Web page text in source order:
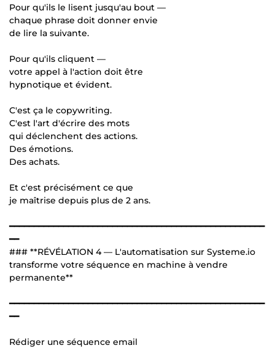
Pour qu'ils le lisent jusqu'au bout —
chaque phrase doit donner envie
de lire la suivante.
Pour qu'ils cliquent —
votre appel à l'action doit être
hypnotique et évident.
C'est ça le copywriting.
C'est l'art d'écrire des mots
qui déclenchent des actions.
Des émotions.
Des achats.
Et c'est précisément ce que
je maîtrise depuis plus de 2 ans.
━━━━━━━━━━━━━━━━━━━━━━━━━━━━━━━━━━━━━━━━━━━━━━━━━━━━
━━
### **RÉVÉLATION 4 — L'automatisation sur Systeme.io
transforme votre séquence en machine à vendre
permanente**
━━━━━━━━━━━━━━━━━━━━━━━━━━━━━━━━━━━━━━━━━━━━━━━━━━━━
━━
Rédiger une séquence email